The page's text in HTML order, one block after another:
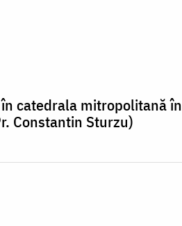
catedrala mitropolitană în
Constantin Sturzu)